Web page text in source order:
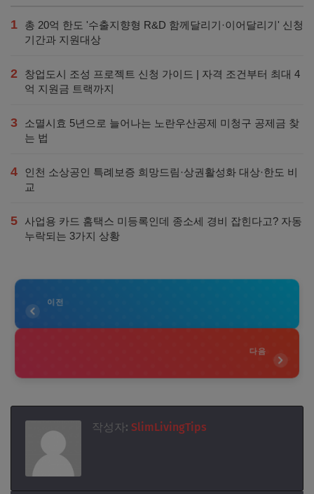
1
총 20억 한도 '수출지향형 R&D 함께달리기·이어달리기' 신청
기간과 지원대상
2
창업도시 조성 프로젝트 신청 가이드 | 자격 조건부터 최대 4
억 지원금 트랙까지
3
소멸시효 5년으로 늘어나는 노란우산공제 미청구 공제금 찾
는 법
4
인천 소상공인 특례보증 희망드림·상권활성화 대상·한도 비
교
5
사업용 카드 홈택스 미등록인데 종소세 경비 잡힌다고? 자동
누락되는 3가지 상황
이전
다음
작성자: SlimLivingTips